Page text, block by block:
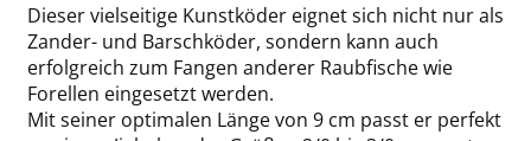
Dieser vielseitige Kunstköder eignet sich nicht nur als
Zander- und Barschköder, sondern kann auch
erfolgreich zum Fangen anderer Raubfische wie
Forellen eingesetzt werden.
Mit seiner optimalen Länge von 9 cm passt er perfekt